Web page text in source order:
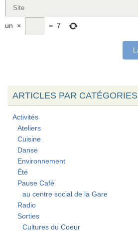
un × = 7
ARTICLES PAR CATÉGORIES
Activités
Ateliers
Cuisine
Danse
Environnement
Été
Pause Café
au centre social de la Gare
Radio
Sorties
Cultures du Coeur